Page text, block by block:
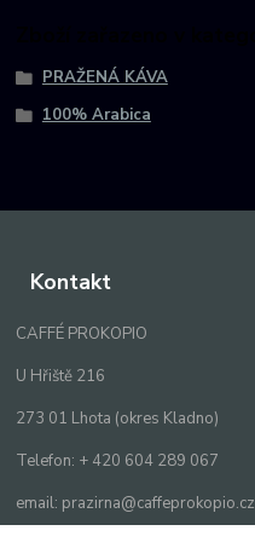
PRAŽENÁ KÁVA
100% Arabica
Kontakt
CAFFÉ PROKOPIO
U Hřiště 216
273 01 Lhota (okres Kladno)
Telefon: + 420 604 289 067
email: prazirna@caffeprokopio.cz